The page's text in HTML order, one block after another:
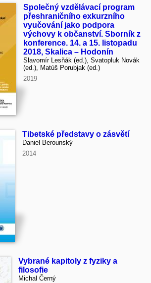
Společný vzdělávací program
přeshraničního exkurzního
vyučování jako podpora
výchovy k občanství. Sborník z
konference. 14. a 15. listopadu
2018, Skalica – Hodonín
Slavomír Lesňák (ed.), Svatopluk Novák
(ed.), Matúš Porubjak (ed.)
2019
Tibetské představy o zásvětí
Daniel Berounský
2014
Vybrané kapitoly z fyziky a
filosofie
Michal Černý